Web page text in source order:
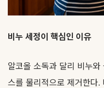
비누 세정이 핵심인 이유
알코올 소독과 달리 비누와
스를 물리적으로 제거한다